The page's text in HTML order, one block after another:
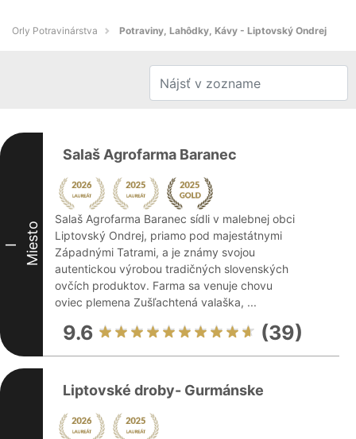
Orly Potravinárstva Potraviny, Lahôdky, Kávy - Liptovský Ondrej
I Miesto
Salaš Agrofarma Baranec
Salaš Agrofarma Baranec sídli v malebnej obci
Liptovský Ondrej, priamo pod majestátnymi
Západnými Tatrami, a je známy svojou
autentickou výrobou tradičných slovenských
ovčích produktov. Farma sa venuje chovu
oviec plemena Zušľachtená valaška, ...
9.6 (39)
Liptovské droby- Gurmánske